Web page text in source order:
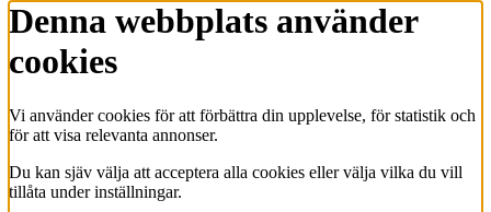
Denna webbplats använder
cookies
Vi använder cookies för att förbättra din upplevelse, för statistik och
för att visa relevanta annonser.
Du kan sjäv välja att acceptera alla cookies eller välja vilka du vill
tillåta under inställningar.